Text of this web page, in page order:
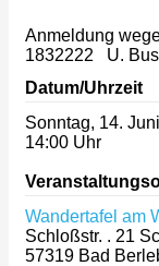
Anmeldung
1832222 U.
Datum/Uhrzeit
Sonntag, 14.
14:00 Uhr
Wandertafel am
Schloßstr. . 21
57319 Bad